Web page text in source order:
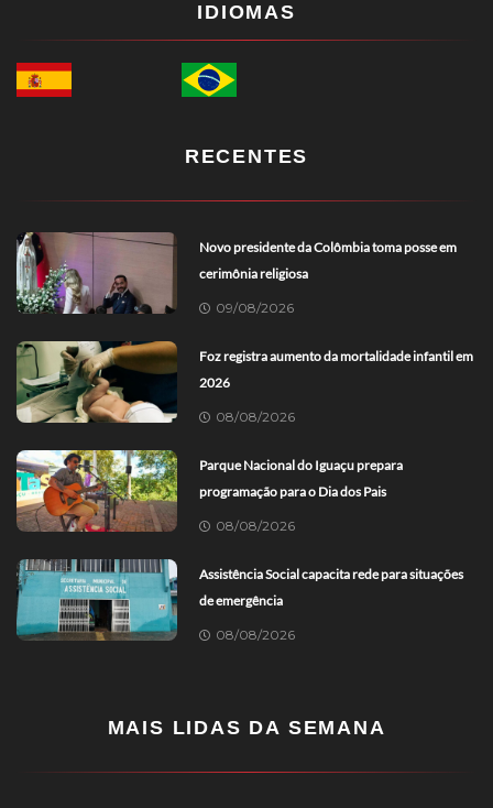
IDIOMAS
RECENTES
Novo presidente da Colômbia toma posse em
cerimônia religiosa
09/08/2026
Foz registra aumento da mortalidade infantil em
2026
08/08/2026
Parque Nacional do Iguaçu prepara
programação para o Dia dos Pais
08/08/2026
Assistência Social capacita rede para situações
de emergência
08/08/2026
MAIS LIDAS DA SEMANA